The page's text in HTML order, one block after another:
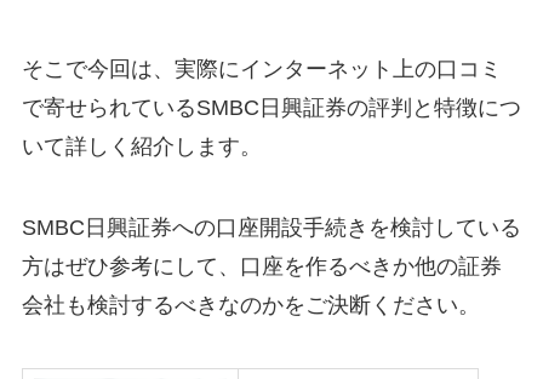
そこで今回は、実際にインターネット上の口コミ
で寄せられているSMBC日興証券の評判と特徴につ
いて詳しく紹介します。
SMBC日興証券への口座開設手続きを検討している
方はぜひ参考にして、口座を作るべきか他の証券
会社も検討するべきなのかをご決断ください。